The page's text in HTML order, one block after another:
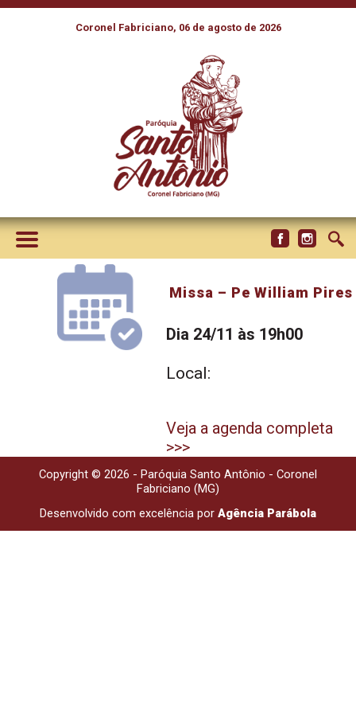
Coronel Fabriciano, 06 de agosto de 2026
Missa – Pe William Pires
Dia 24/11 às 19h00
Local:
Veja a agenda completa
>>>
Copyright © 2026 - Paróquia Santo Antônio - Coronel
Fabriciano (MG)
Desenvolvido com excelência por Agência Parábola